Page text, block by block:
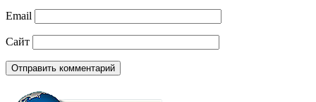
Email
Сайт